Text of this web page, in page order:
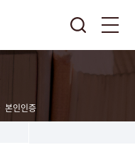
본인인증